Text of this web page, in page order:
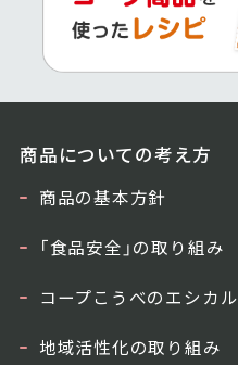
商品についての考え方
商品の基本方針
「食品安全」の取り組み
コープこうべのエシカル
地域活性化の取り組み